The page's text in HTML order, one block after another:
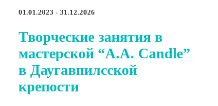
01.01.2023 - 31.12.2026
Творческие занятия в
мастерской “A.A. Candle”
в Даугавпилсской
крепости